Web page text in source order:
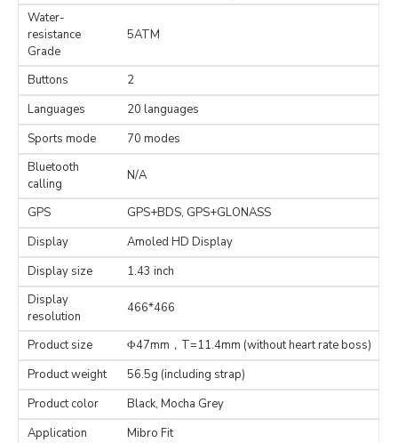
Water-
resistance
Grade
5ATM
Buttons
2
Languages
20 languages
Sports mode
70 modes
Bluetooth
calling
N/A
GPS
GPS+BDS, GPS+GLONASS
Display
Amoled HD Display
Display size
1.43 inch
Display
resolution
466*466
Product size
Φ47mm，T=11.4mm (without heart rate boss)
Product weight
56.5g (including strap)
Product color
Black, Mocha Grey
Application
Mibro Fit